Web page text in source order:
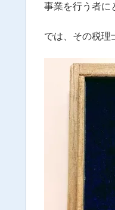
事業を行う者に
では、その税理